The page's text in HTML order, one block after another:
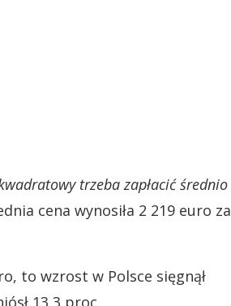
trzeba zapłacić średnio
cena wynosiła 2 219 euro za
to wzrost w Polsce sięgnął
13,3 proc.